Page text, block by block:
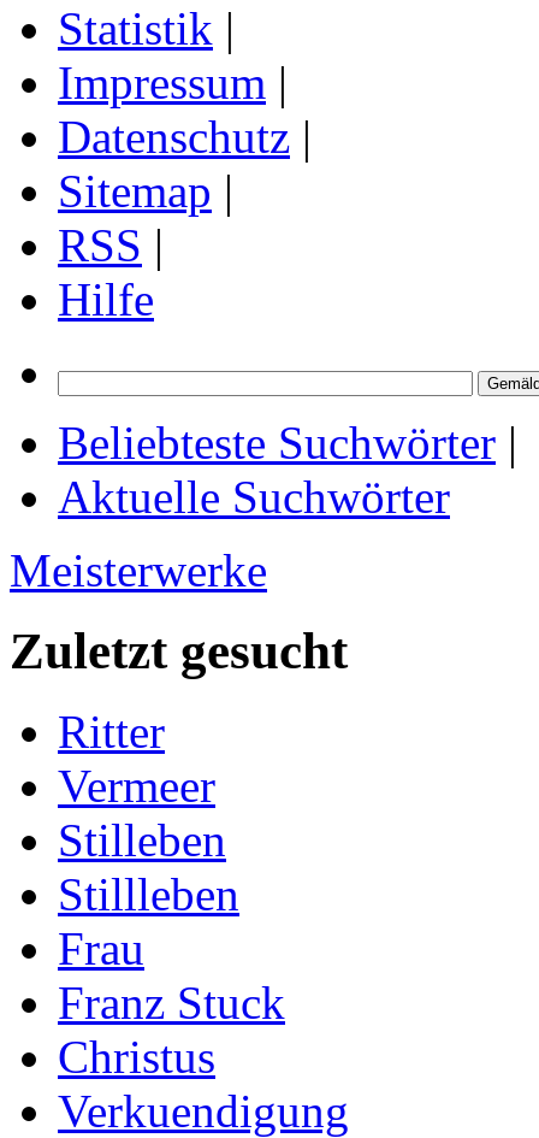
Statistik |
Impressum |
Datenschutz |
Sitemap |
RSS |
Hilfe
Beliebteste Suchwörter |
Aktuelle Suchwörter
Meisterwerke
Zuletzt gesucht
Ritter
Vermeer
Stilleben
Stillleben
Frau
Franz Stuck
Christus
Verkuendigung